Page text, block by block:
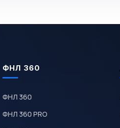
ФНЛ 360
ФНЛ 360
ФНЛ 360 PRO